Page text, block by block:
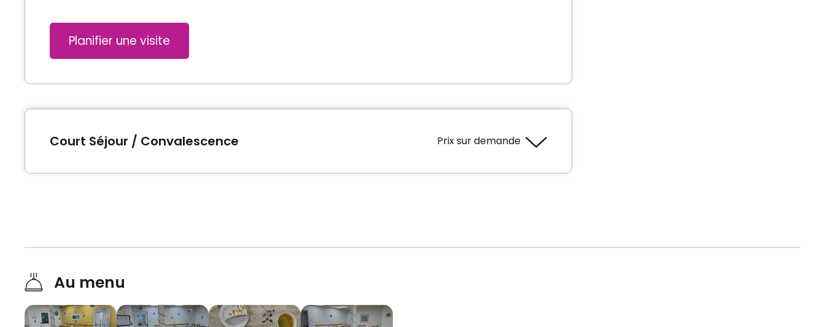
Planifier une visite
Court Séjour / Convalescence Prix sur demande
Photos de l'unité
Au menu